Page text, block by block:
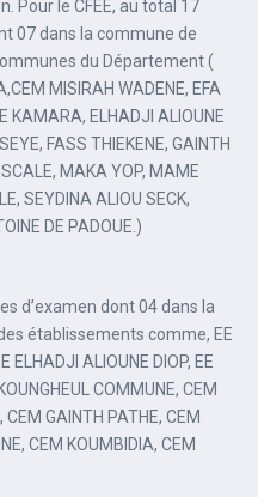
Pour le CFEE, au total 17
07 dans la commune de
du Département (
MISIRAH WADENE, EFA
KAMARA, ELHADJI ALIOUNE
FASS THIEKENE, GAINTH
MAKA YOP, MAME
SEYDINA ALIOU SECK,
DE PADOUE.)
d’examen dont 04 dans la
établissements comme, EE
ELHADJI ALIOUNE DIOP, EE
COMMUNE, CEM
CEM GAINTH PATHE, CEM
CEM KOUMBIDIA, CEM